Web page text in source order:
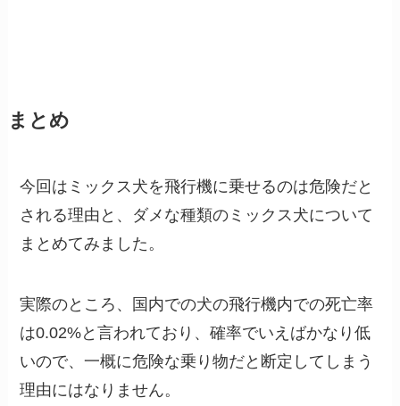
まとめ
今回はミックス犬を飛行機に乗せるのは危険だと
される理由と、ダメな種類のミックス犬について
まとめてみました。
実際のところ、国内での犬の飛行機内での死亡率
は0.02%と言われており、確率でいえばかなり低
いので、一概に危険な乗り物だと断定してしまう
理由にはなりません。